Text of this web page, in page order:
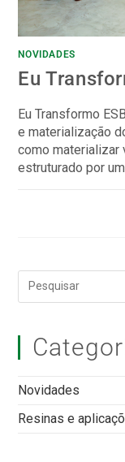
NOVIDADES
Eu
Eu Transformo
e materialização
como materializar
estruturado por
Novidades
Resinas e